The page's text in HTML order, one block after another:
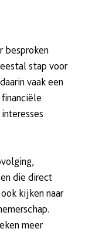
besproken
stap voor
vaak een
die direct
kijken naar
meer